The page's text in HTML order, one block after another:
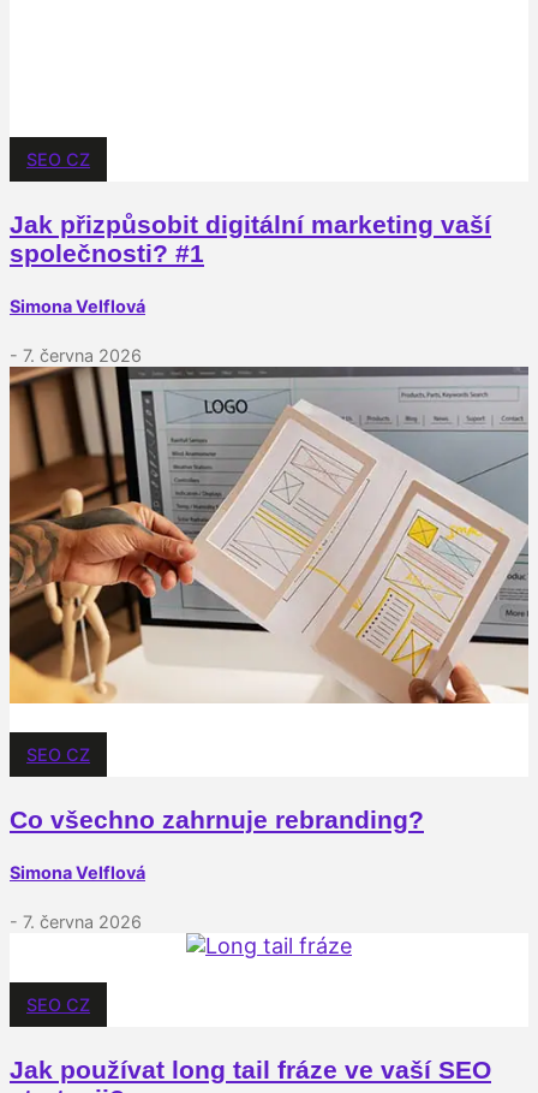
SEO CZ
Jak přizpůsobit digitální marketing vaší
společnosti? #1
Simona Velflová
- 7. června 2026
SEO CZ
Co všechno zahrnuje rebranding?
Simona Velflová
- 7. června 2026
SEO CZ
Jak používat long tail fráze ve vaší SEO